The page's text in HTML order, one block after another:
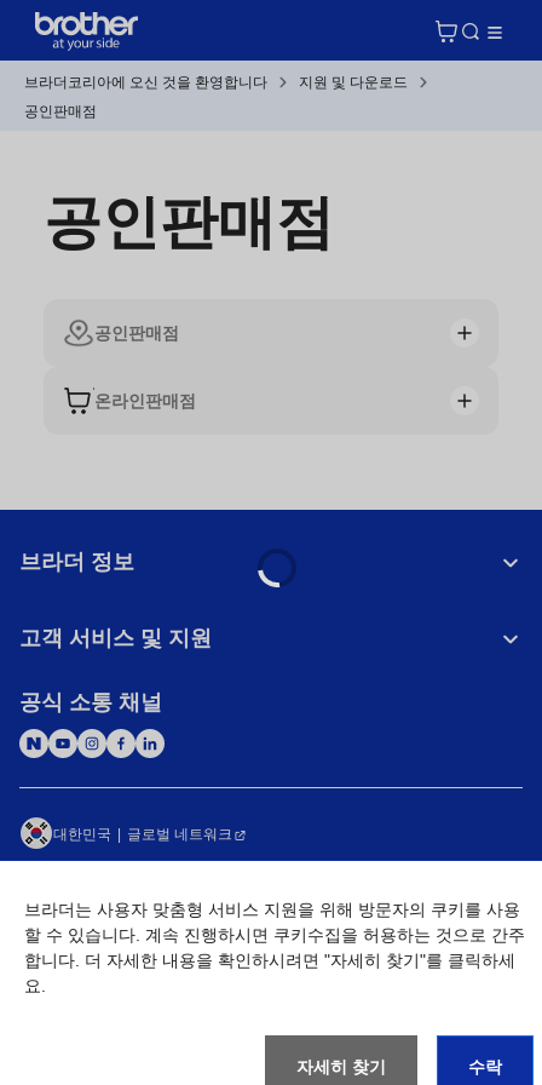
브라더코리아에 오신 것을 환영합니다
지원 및 다운로드
공인판매점
공인판매점
공인판매점
온라인판매점
브라더는 사용자 맞춤형 서비스 지원을 위해 방문자의 쿠키를 사용
할 수 있습니다. 계속 진행하시면 쿠키수집을 허용하는 것으로 간주
합니다. 더 자세한 내용을 확인하시려면 "자세히 찾기"를 클릭하세
요.
자세히 찾기 수락
브라더 정보
고객 서비스 및 지원
공식 소통 채널
대한민국 글로벌 네트워크
개인정보취급방침 (Brother Industries, Ltd.)
Go to Global Site
©2026 BROTHER INTERNATIONAL KOREA CO., LTD. All Rights